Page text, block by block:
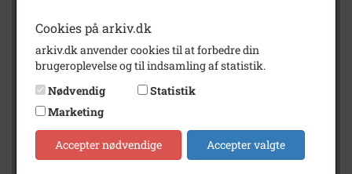
Arkiv
Svinninge Lokalhistoriske Arkiv
Cookies på arkiv.dk
arkiv.dk anvender cookies til at forbedre din
brugeroplevelse og til indsamling af statistik.
Nødvendig
Statistik
Marketing
Accepter nødvendige Accepter valgte